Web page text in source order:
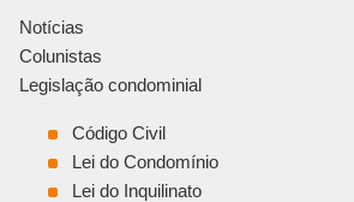
Notícias
Colunistas
Legislação condominial
Código Civil
Lei do Condomínio
Lei do Inquilinato